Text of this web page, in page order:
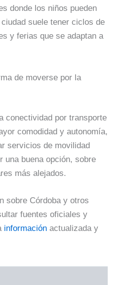
donde los niños pueden
suele tener ciclos de
y ferias que se adaptan a
de moverse por la
conectividad por transporte
comodidad y autonomía,
servicios de movilidad
una buena opción, sobre
más alejados.
sobre Córdoba y otros
fuentes oficiales y
información actualizada y